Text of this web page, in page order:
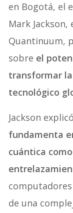
en Bogotá, el
Mark
Quantinuum,
sobre el
transformar
tecnológico
Jackson
fundamenta
cuántica
de una